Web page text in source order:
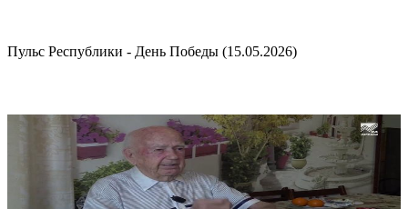
Пульс Республики - День Победы (15.05.2026)